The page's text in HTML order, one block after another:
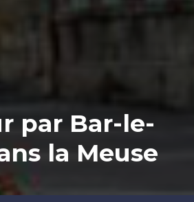
par Bar-le-
la Meuse